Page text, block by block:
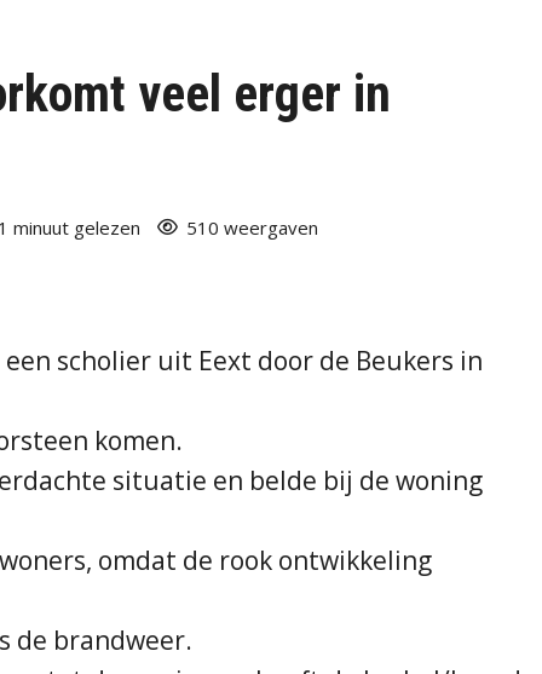
veel erger in
1 minuut gelezen 510 weergaven
scholier uit Eext door de Beukers in
komen.
situatie en belde bij de woning
omdat de rook ontwikkeling
de brandweer.